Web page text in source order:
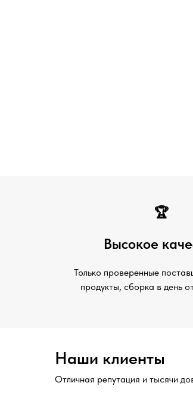
🏆
Высокое
Только проверенные
продукты, сборка в день
Наши клиенты
Отличная репутация и тысячи